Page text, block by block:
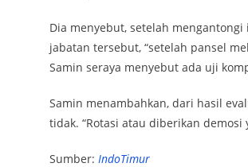
Dia menyebut, setelah
jabatan tersebut, “setelah pansel
Samin seraya menyebut ada uji
Samin menambahkan, dari hasil
tidak. “Rotasi atau diberikan
Sumber: IndoTimur